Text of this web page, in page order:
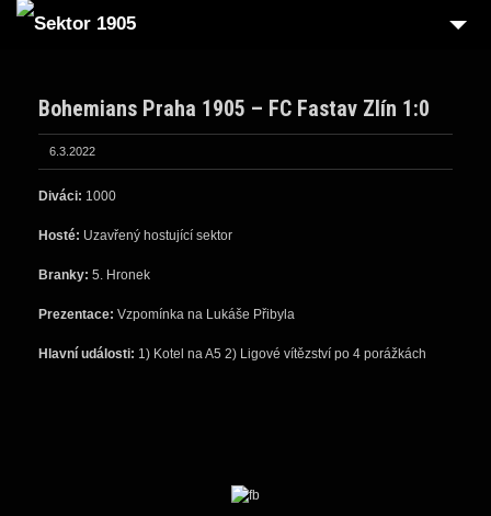
Bohemians Praha 1905 – FC Fastav Zlín 1:0
6.3.2022
Diváci: 1000
Hosté: Uzavřený hostující sektor
Branky: 5. Hronek
Prezentace: Vzpomínka na Lukáše Přibyla
Hlavní události: 1) Kotel na A5 2) Ligové vítězství po 4 porážkách